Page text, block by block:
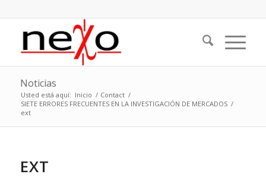
Noticias
Usted está aquí: Inicio / Contact /
SIETE ERRORES FRECUENTES EN LA INVESTIGACIÓN DE MERCADOS /
ext
EXT